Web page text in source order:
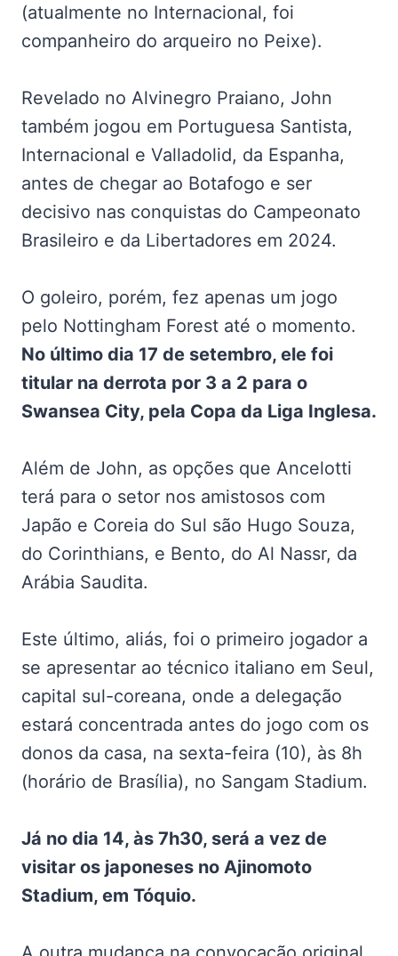
(atualmente no Internacional, foi
companheiro do arqueiro no Peixe).
Revelado no Alvinegro Praiano, John
também jogou em Portuguesa Santista,
Internacional e Valladolid, da Espanha,
antes de chegar ao Botafogo e ser
decisivo nas conquistas do Campeonato
Brasileiro e da Libertadores em 2024.
O goleiro, porém, fez apenas um jogo
pelo Nottingham Forest até o momento.
No último dia 17 de setembro, ele foi
titular na derrota por 3 a 2 para o
Swansea City, pela Copa da Liga Inglesa.
Além de John, as opções que Ancelotti
terá para o setor nos amistosos com
Japão e Coreia do Sul são Hugo Souza,
do Corinthians, e Bento, do Al Nassr, da
Arábia Saudita.
Este último, aliás, foi o primeiro jogador a
se apresentar ao técnico italiano em Seul,
capital sul-coreana, onde a delegação
estará concentrada antes do jogo com os
donos da casa, na sexta-feira (10), às 8h
(horário de Brasília), no Sangam Stadium.
Já no dia 14, às 7h30, será a vez de
visitar os japoneses no Ajinomoto
Stadium, em Tóquio.